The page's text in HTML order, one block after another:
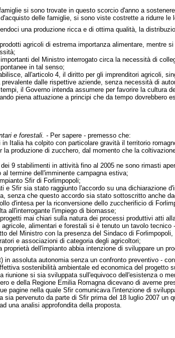
si sono trovate in questo scorcio d'anno a
delle famiglie, si sono viste costrette a ridurre le
una produzione ricca e di ottima qualità, la
agricoli di estrema importanza alimentare, mentre
del Ministro interrogato circa la necessità di
in tal senso;
all'articolo 4, il diritto per gli imprenditori agricoli,
dalle rispettive aziende, senza necessità di
il Governo intenda assumere per favorire la cultura
piena attuazione a principi che da tempo dovrebbero
e forestali. -Per sapere - premesso che:
Italia ha colpito con particolare gravità il territorio
produzione di zucchero, dal momento che la
9 stabilimenti in attività fino al 2005 ne sono rimasti
termine dell'imminente campagna estiva;
Sfir di Forlimpopoli;
e Sfir sia stato raggiunto l'accordo su una dichiarazione
senza che questo accordo sia stato sottoscritto anche
d'intesa per la riconversione dello zuccherificio di
all'interrogante l'impiego di biomasse;
mai chiari sulla natura dei processi produttivi atti
alimentari e forestali si è tenuto un tavolo
del Ministro con la presenza del Sindaco di
e associazioni di categoria degli agricoltori;
dell'impianto abbia intenzione di sviluppare un
in assoluta autonomia senza un confronto preventivo -
sostenibilità ambientale ed economica del progetto
riunione si sia sviluppata sull'equivoco dell'esistenza o
e della Regione Emilia Romagna dicevano di averne
pagine nella quale Sfir comunicava l'intenzione di
pervenuto da parte di Sfir prima del 18 luglio 2007 un
una analisi approfondita della proposta.